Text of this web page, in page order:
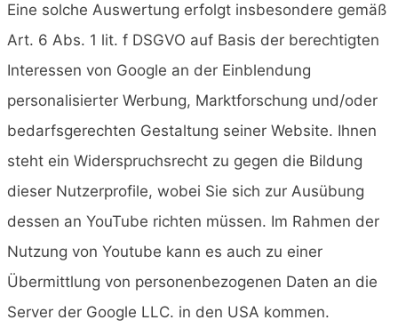
Eine solche Auswertung erfolgt insbesondere gemäß
Art. 6 Abs. 1 lit. f DSGVO auf Basis der berechtigten
Interessen von Google an der Einblendung
personalisierter Werbung, Marktforschung und/oder
bedarfsgerechten Gestaltung seiner Website. Ihnen
steht ein Widerspruchsrecht zu gegen die Bildung
dieser Nutzerprofile, wobei Sie sich zur Ausübung
dessen an YouTube richten müssen. Im Rahmen der
Nutzung von Youtube kann es auch zu einer
Übermittlung von personenbezogenen Daten an die
Server der Google LLC. in den USA kommen.